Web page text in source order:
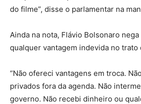
do filme”, disse o parlamentar na
Ainda na nota, Flávio Bolsonaro
qualquer vantagem indevida no trato
“Não ofereci vantagens em troca.
privados fora da agenda. Não
governo. Não recebi dinheiro ou